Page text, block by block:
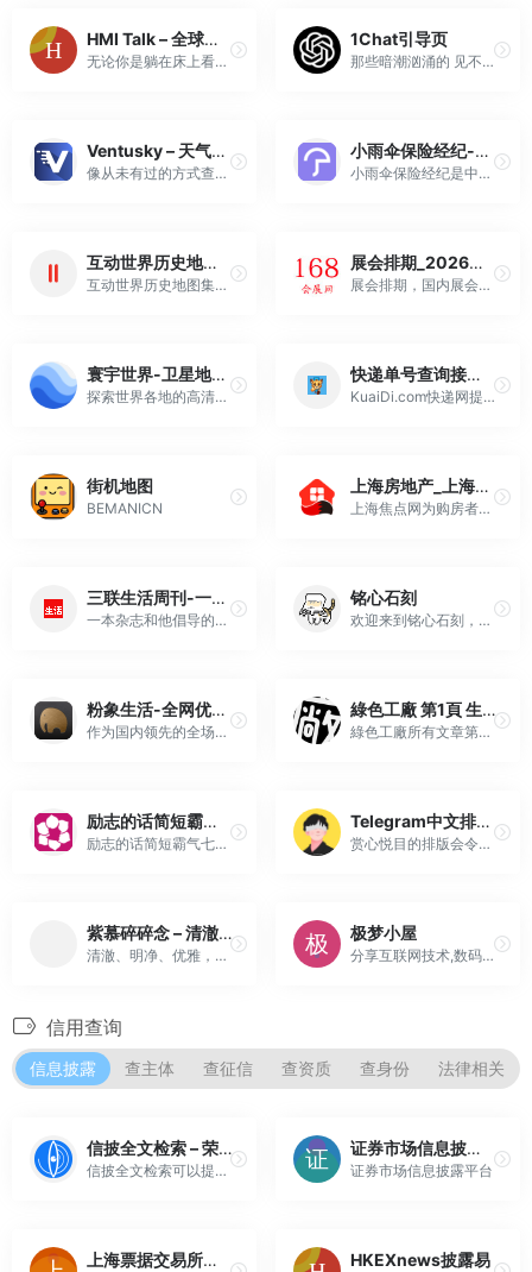
HMI Talk – 全球看透透!! – HMI Talk
无论你是躺在床上看、站在车站看、趴在沙发看，甚至坐在马桶看，HMI也能让你看透全球奇闻趣事、八卦娱乐、社会百态！HMI talk，讓生活變輕鬆的平台。
1Chat引导页
那些暗潮汹涌的 见不得人的 无法诉之于口的才是我真正的生活|关键词：Suinian,Nianbroken
Ventusky – 天气预报、天气地图和雷达
像从未有过的方式查看天气 - 由最准确的模型驱动的实时天气地图
小雨伞保险经纪-明白买，放心赔！专业的互联网保险经纪服务平台！
小雨伞保险经纪是中国银保监会批准成立的全国性保险经纪公司，以严选+定制的方式为您提供专业的保险咨询和保险方案定制，业务涵盖意外保险、儿童保险、重疾险、医疗险、寿险等。
互动世界历史地图集（从公元前3000年开始） | GeaCron
互动世界历史地图集（从公元前3000年开始）世界历史地图集. 地图.世界历史地图集 国家，城市，战斗，政治，军事
展会排期_2026国内展会排期表_2026年会展排期信息_展览会时间排期_168会展网
展会排期，国内展会排期表，会展排期信息，展览会时间排期，168会展网...
寰宇世界-卫星地图-Google Earth高清卫星地图-谷歌地图-地球在线-在线探索地球之美
探索世界各地的高清卫星图像和街景地图，提供地图测量、地标分享等功能，您的在线地球探索之旅从此开始。
快递单号查询接口_免费快递查询API接口_网点_电话_价格-快递网-KuaiDi.com
KuaiDi.com快递网提供专业快递查询接口API，一键查询顺丰、申通、圆通、韵达、汇通、天天、德邦、中通、宅急送、快捷、信丰、邮政包裹、挂号信及EMS等常见物流单号！
街机地图
BEMANICN
上海房地产_上海房产网_上海房产信息网-上海焦点网
上海焦点网为购房者提供上海房产信息、家居装修资讯，上海房产楼盘详情、买房流程、业主论坛、家居装修等全面内容信息，上海焦点网互联网的购房平台。
三联生活周刊-一本杂志和他倡导的生活
一本杂志和他倡导的生活——作为中国最受尊敬的周刊品牌之一，《三联生活周刊》一直致力于做新时代发展进程中的忠实记录者，以敏锐姿态反馈新时代、新观念、新潮流，以鲜明个性评论新热点、新人类、新生活。
铭心石刻
欢迎来到铭心石刻，这是一个汇集科技生活、文化艺术和折腾劲的博客。座右铭意味着我们珍视岁月的流逝，感激每一个相遇的人，与朋友们一起成长、分享和探索。
粉象生活-全网优惠购物返利省钱超级入口
作为国内领先的全场景导购平台,粉象生活App是5000万用户挚爱的吃喝玩乐返利省钱神器。
綠色工廠 第1頁 生活科技部落格，有 3C、家電、科技、軟體與免費資源等資訊 | 綠色工廠
綠色工廠所有文章第1頁，綠色工廠 是一個生活科技部落格，包含有 3C、家電、科技、軟體與免費資源等資訊，也包含部分站長的個人興趣、專長與生活紀實，基本上什麼都有、什麼都寫、什麼都不奇怪。
励志的话简短霸气七个字
励志的话简短霸气七个字，在现实生活中，很多人都会利用一些话语来表达自己内心的想法，这样的话语是非常励志具有正能量的。一起来看看励志的话简短霸气七个字吧。励志的话简短霸气七个字11、人情似纸张张薄，世事
Telegram中文排版指南
赏心悦目的排版会令人舒适，但是小小的文本框需要的注意的地方还挺多的。运营[APPDO 数字生活指南]一年之久，对频道的文本有了一套自己的处理模式，想借此机会分享出来，希望本文能对大家Telegram频道的文本编辑工作和提高字体与排版审美有所帮助。
紫慕碎碎念 – 清澈、明净、优雅，愿以此为人生路上的航标！
清澈、明净、优雅，愿以此为人生路上的航标!
极梦小屋
分享互联网技术,数码科技,记录生活点滴
信用查询
信息披露 查主体 查征信 查资质 查身份 法律相关
信披全文检索 – 荣大二郎神
信披全文检索可以提供包括A股、科创板、新三板、港股、债券、预披露+反馈、分析报告等信息披露检索服务
证券市场信息披露平台
证券市场信息披露平台
上海票据交易所票据信息披露平台 HKEXnews披露易